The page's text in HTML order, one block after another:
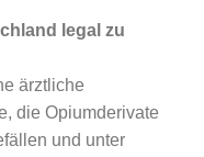
legal zu
ärztliche
die Opiumderivate
und unter